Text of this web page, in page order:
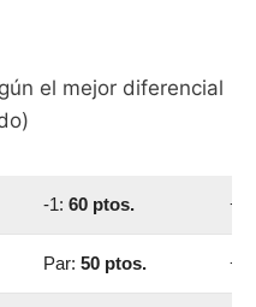
el mejor diferencial
-1:60 ptos.
Par:50 ptos.